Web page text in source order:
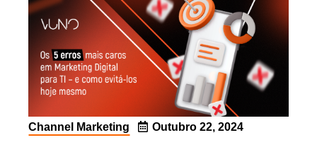
Channel Marketing Outubro 22, 2024